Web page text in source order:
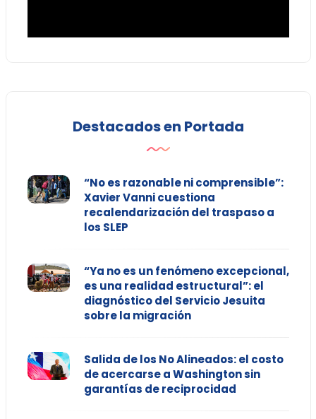
Destacados en Portada
“No es razonable ni comprensible”:
Xavier Vanni cuestiona
recalendarización del traspaso a
los SLEP
“Ya no es un fenómeno excepcional,
es una realidad estructural”: el
diagnóstico del Servicio Jesuita
sobre la migración
Salida de los No Alineados: el costo
de acercarse a Washington sin
garantías de reciprocidad